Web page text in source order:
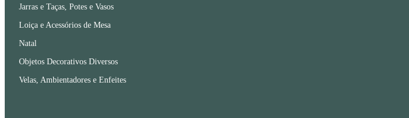
Jarras e Taças, Potes e Vasos
Loiça e Acessórios de Mesa
Natal
Objetos Decorativos Diversos
Velas, Ambientadores e Enfeites